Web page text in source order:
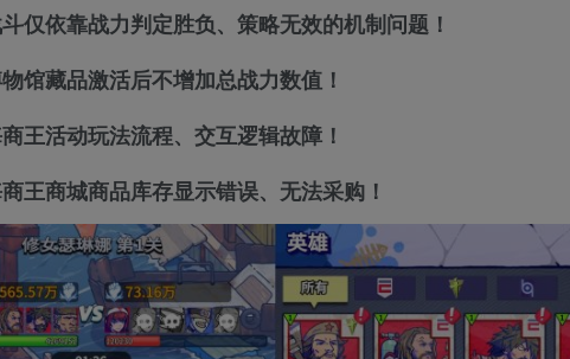
仅依靠战力判定胜负、策略无效的机制问题！
馆藏品激活后不增加总战力数值！
王活动玩法流程、交互逻辑故障！
王商城商品库存显示错误、无法采购！